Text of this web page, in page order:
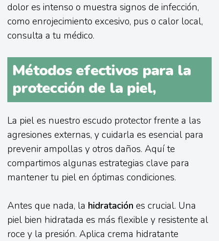
dolor es intenso o muestra signos de infección,
como enrojecimiento excesivo, pus o calor local,
consulta a tu médico.
Métodos efectivos para la
protección de la piel,
La piel es nuestro escudo protector frente a las
agresiones externas, y cuidarla es esencial para
prevenir ampollas y otros daños. Aquí te
compartimos algunas estrategias clave para
mantener tu piel en óptimas condiciones.
Antes que nada, la hidratación es crucial. Una
piel bien hidratada es más flexible y resistente al
roce y la presión. Aplica crema hidratante